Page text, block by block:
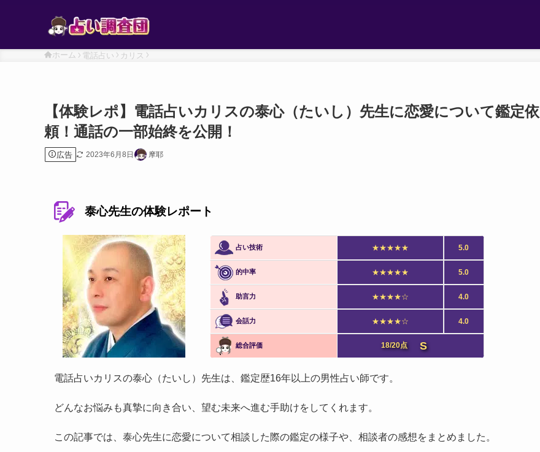
ホーム 電話占い カリス
【体験レポ】電話占いカリスの泰心（たいし）先生に恋愛について鑑定依
頼！通話の一部始終を公開！
広告 2023年6月8日 摩耶
泰心先生の体験レポート
占い技術 ★★★★★ 5.0
的中率 ★★★★★ 5.0
助言力 ★★★★☆ 4.0
会話力 ★★★★☆ 4.0
総合評価 18/20点 S
電話占いカリスの泰心（たいし）先生は、鑑定歴16年以上の男性占い師です。
どんなお悩みも真摯に向き合い、望む未来へ進む手助けをしてくれます。
この記事では、泰心先生に恋愛について相談した際の鑑定の様子や、相談者の感想をまとめました。